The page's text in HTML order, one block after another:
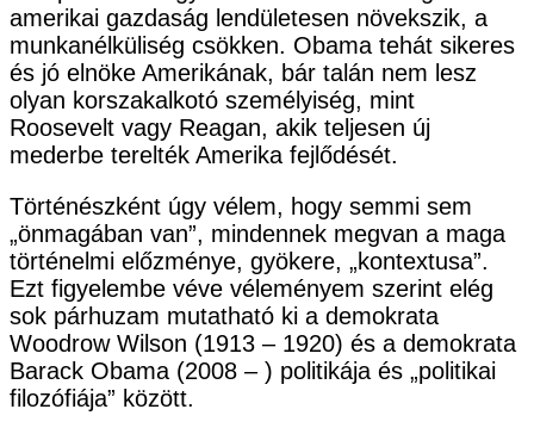
amerikai gazdaság lendületesen növekszik, a
munkanélküliség csökken. Obama tehát sikeres
és jó elnöke Amerikának, bár talán nem lesz
olyan korszakalkotó személyiség, mint
Roosevelt vagy Reagan, akik teljesen új
mederbe terelték Amerika fejlődését.
Történészként úgy vélem, hogy semmi sem
„önmagában van”, mindennek megvan a maga
történelmi előzménye, gyökere, „kontextusa”.
Ezt figyelembe véve véleményem szerint elég
sok párhuzam mutatható ki a demokrata
Woodrow Wilson (1913 – 1920) és a demokrata
Barack Obama (2008 – ) politikája és „politikai
filozófiája” között.